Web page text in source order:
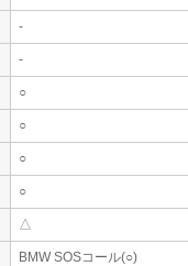
-
-
○
○
○
○
△
BMW SOSコール(○)